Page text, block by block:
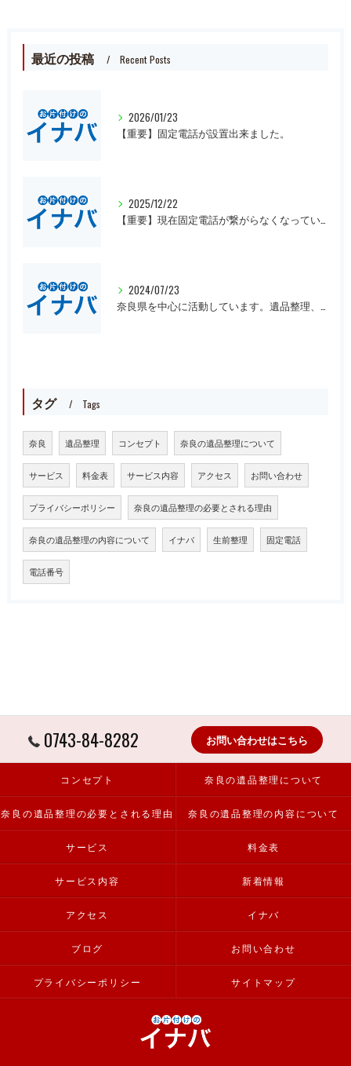
最近の投稿 Recent Posts
2026/01/23
【重要】固定電話が設置出来ました。
2025/12/22
【重要】現在固定電話が繋がらなくなっています。
2024/07/23
奈良県を中心に活動しています。遺品整理、一軒丸ごとの片付け、オフィスや倉庫の処分等、大量にある場合は近県でも回収にお伺いいたします。先ずは無料見積もりをお願いします。
タグ Tags
奈良 遺品整理 コンセプト 奈良の遺品整理について
サービス 料金表 サービス内容 アクセス お問い合わせ
プライバシーポリシー 奈良の遺品整理の必要とされる理由
奈良の遺品整理の内容について イナバ 生前整理 固定電話
電話番号
0743-84-8282 お問い合わせはこちら
コンセプト 奈良の遺品整理について
奈良の遺品整理の必要とされる理由 奈良の遺品整理の内容について
サービス 料金表
サービス内容 新着情報
アクセス イナバ
ブログ お問い合わせ
プライバシーポリシー サイトマップ